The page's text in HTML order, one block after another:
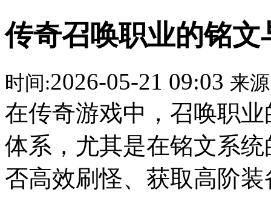
传奇召唤职业的铭
时间:2026-05-21 09:03 来
在传奇游戏中，召唤职
体系，尤其是在铭文系
否高效刷怪、获取高阶装